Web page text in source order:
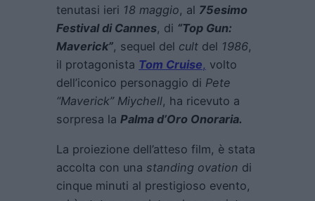
tenutasi ieri 18 maggio, al 75esimo
Festival di Cannes, di “Top Gun:
Maverick”, sequel del cult del 1986,
il protagonista Tom Cruise, volto
dell’iconico personaggio di Pete
“Maverick” Miychell, ha ricevuto a
sorpresa la Palma d’Oro Onoraria.
La proiezione dell’atteso film, è stata
accolta con una standing ovation di
cinque minuti al prestigioso evento,